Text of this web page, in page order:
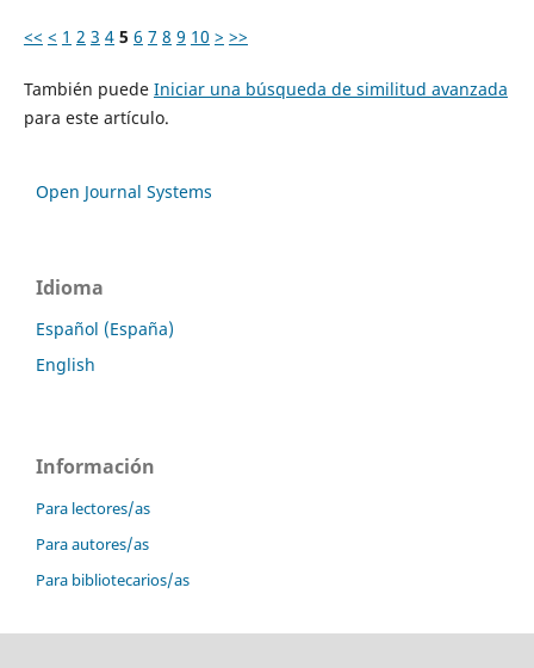
<< < 1 2 3 4 5 6 7 8 9 10 > >>
También puede Iniciar una búsqueda de similitud avanzada
para este artículo.
Open Journal Systems
Idioma
Español (España)
English
Información
Para lectores/as
Para autores/as
Para bibliotecarios/as